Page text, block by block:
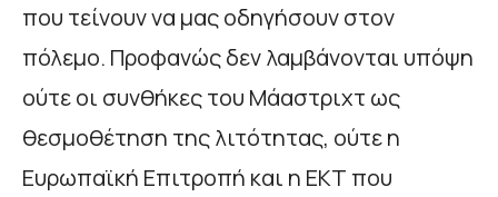
που τείνουν να μας οδηγήσουν στον
πόλεμο. Προφανώς δεν λαμβάνονται υπόψη
ούτε οι συνθήκες του Μάαστριχτ ως
θεσμοθέτηση της λιτότητας, ούτε η
Ευρωπαϊκή Επιτροπή και η ΕΚΤ που